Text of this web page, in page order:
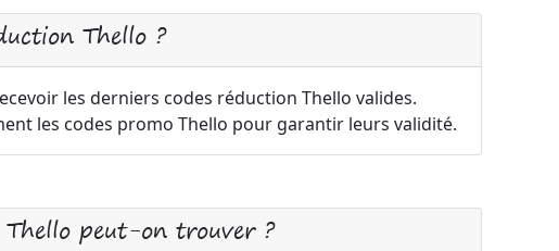
Thello ?
les derniers codes réduction Thello valides.
les codes promo Thello pour garantir leurs validité.
Thello peut-on trouver ?